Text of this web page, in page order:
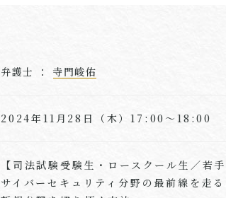
弁護士 ： 寺門峻佑
2024年11月28日（木）17:00～18:00
【司法試験受験生・ロースクール生／若
サイバーセキュリティ分野の最前線を走